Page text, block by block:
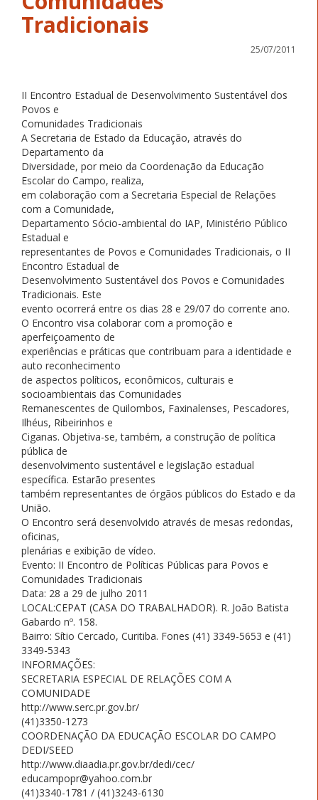
Tradicionais
25/07/2011
II Encontro Estadual de Desenvolvimento Sustentável dos
Povos e
Comunidades Tradicionais
A Secretaria de Estado da Educação, através do
Departamento da
Diversidade, por meio da Coordenação da Educação
Escolar do Campo, realiza,
em colaboração com a Secretaria Especial de Relações
com a Comunidade,
Departamento Sócio-ambiental do IAP, Ministério Público
Estadual e
representantes de Povos e Comunidades Tradicionais, o II
Encontro Estadual de
Desenvolvimento Sustentável dos Povos e Comunidades
Tradicionais. Este
evento ocorrerá entre os dias 28 e 29/07 do corrente ano.
O Encontro visa colaborar com a promoção e
aperfeiçoamento de
experiências e práticas que contribuam para a identidade e
auto reconhecimento
de aspectos políticos, econômicos, culturais e
socioambientais das Comunidades
Remanescentes de Quilombos, Faxinalenses, Pescadores,
Ilhéus, Ribeirinhos e
Ciganas. Objetiva-se, também, a construção de política
pública de
desenvolvimento sustentável e legislação estadual
específica. Estarão presentes
também representantes de órgãos públicos do Estado e da
União.
O Encontro será desenvolvido através de mesas redondas,
oficinas,
plenárias e exibição de vídeo.
Evento: II Encontro de Políticas Públicas para Povos e
Comunidades Tradicionais
Data: 28 a 29 de julho 2011
LOCAL:CEPAT (CASA DO TRABALHADOR). R. João Batista
Gabardo nº. 158.
Bairro: Sítio Cercado, Curitiba. Fones (41) 3349-5653 e (41)
3349-5343
INFORMAÇÕES:
SECRETARIA ESPECIAL DE RELAÇÕES COM A
COMUNIDADE
http://www.serc.pr.gov.br/
(41)3350-1273
COORDENAÇÃO DA EDUCAÇÃO ESCOLAR DO CAMPO
DEDI/SEED
http://www.diaadia.pr.gov.br/dedi/cec/
educampopr@yahoo.com.br
(41)3340-1781 / (41)3243-6130